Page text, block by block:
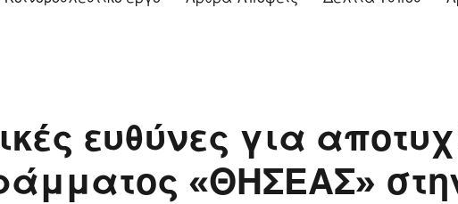
ευθύνες για
«ΘΗΣΕΑΣ»